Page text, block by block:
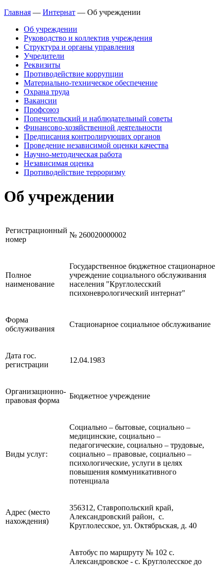
Главная — Интернат — Об учреждении
Об учреждении
Руководство и коллектив учреждения
Структура и органы управления
Учредители
Реквизиты
Противодействие коррупции
Материально-техническое обеспечение
Охрана труда
Вакансии
Профсоюз
Попечительский и наблюдательный советы
Финансово-хозяйственной деятельности
Предписания контролирующих органов
Проведение независимой оценки качества
Научно-методическая работа
Независимая оценка
Противодействие терроризму
Об учреждении
Регистрационный
номер
№ 260020000002
Полное
наименование
Государственное бюджетное стационарное
учреждение социального обслуживания
населения "Круглолесский
психоневрологический интернат"
Форма
обслуживания
Стационарное социальное обслуживание
Дата гос.
регистрации
12.04.1983
Организационно-
правовая форма
Бюджетное учреждение
Виды услуг:
Социально – бытовые, социально –
медицинские, социально –
педагогические, социально – трудовые,
социально – правовые, социально –
психологические, услуги в целях
повышения коммуникативного
потенциала
Адрес (место
нахождения)
356312, Ставропольский край,
Александровский район, с.
Круглолесское, ул. Октябрьская, д. 40
Автобус по маршруту № 102 с.
Александровское - с. Круглолесское до